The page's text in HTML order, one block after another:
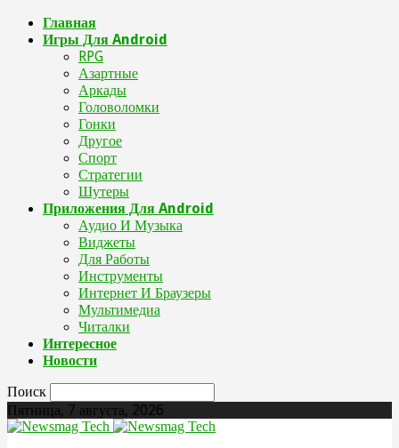
Главная
Игры Для Android
RPG
Азартные
Аркады
Головоломки
Гонки
Другое
Спорт
Стратегии
Шутеры
Приложения Для Android
Аудио И Музыка
Виджеты
Для Работы
Инструменты
Интернет И Браузеры
Мультимедиа
Читалки
Интересное
Новости
Поиск
Пятница, 7 августа, 2026